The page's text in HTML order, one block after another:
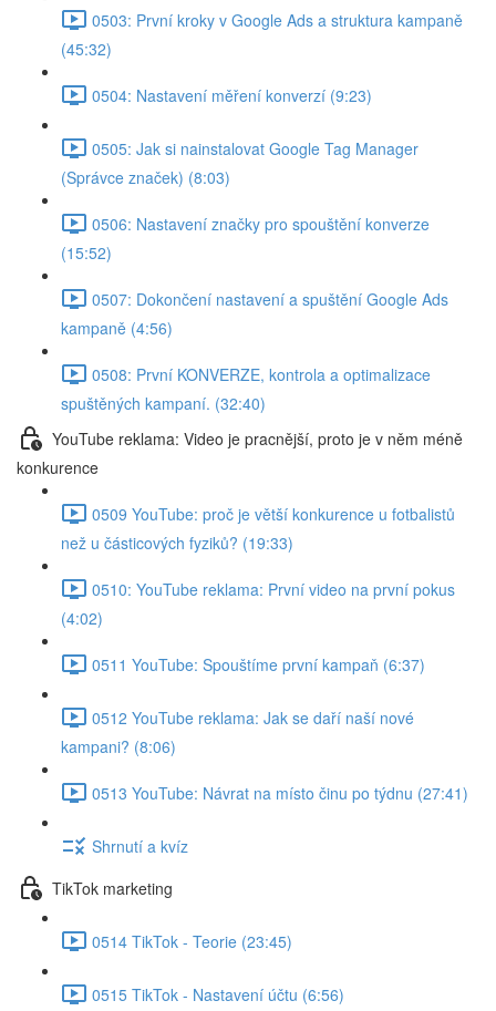
0503: První kroky v Google Ads a struktura kampaně
(45:32)
0504: Nastavení měření konverzí (9:23)
0505: Jak si nainstalovat Google Tag Manager
(Správce značek) (8:03)
0506: Nastavení značky pro spouštění konverze
(15:52)
0507: Dokončení nastavení a spuštění Google Ads
kampaně (4:56)
0508: První KONVERZE, kontrola a optimalizace
spuštěných kampaní. (32:40)
YouTube reklama: Video je pracnější, proto je v něm méně
konkurence
0509 YouTube: proč je větší konkurence u fotbalistů
než u částicových fyziků? (19:33)
0510: YouTube reklama: První video na první pokus
(4:02)
0511 YouTube: Spouštíme první kampaň (6:37)
0512 YouTube reklama: Jak se daří naší nové
kampani? (8:06)
0513 YouTube: Návrat na místo činu po týdnu (27:41)
Shrnutí a kvíz
TikTok marketing
0514 TikTok - Teorie (23:45)
0515 TikTok - Nastavení účtu (6:56)